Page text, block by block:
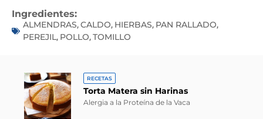
Ingredientes:
ALMENDRAS,CALDO, HIERBAS, PAN RALLADO,
PEREJIL, POLLO,TOMILLO
RECETAS
Torta Matera sin Harinas
Alergia a la Proteína de la Vaca